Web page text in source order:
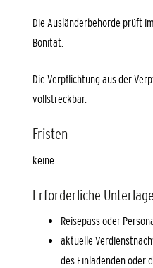
Die Ausländerbehörde prüft
Bonität.
Die Verpflichtung aus der
vollstreckbar.
Fristen
keine
Erforderliche
Reisepass oder
aktuelle
des Einladenden oder